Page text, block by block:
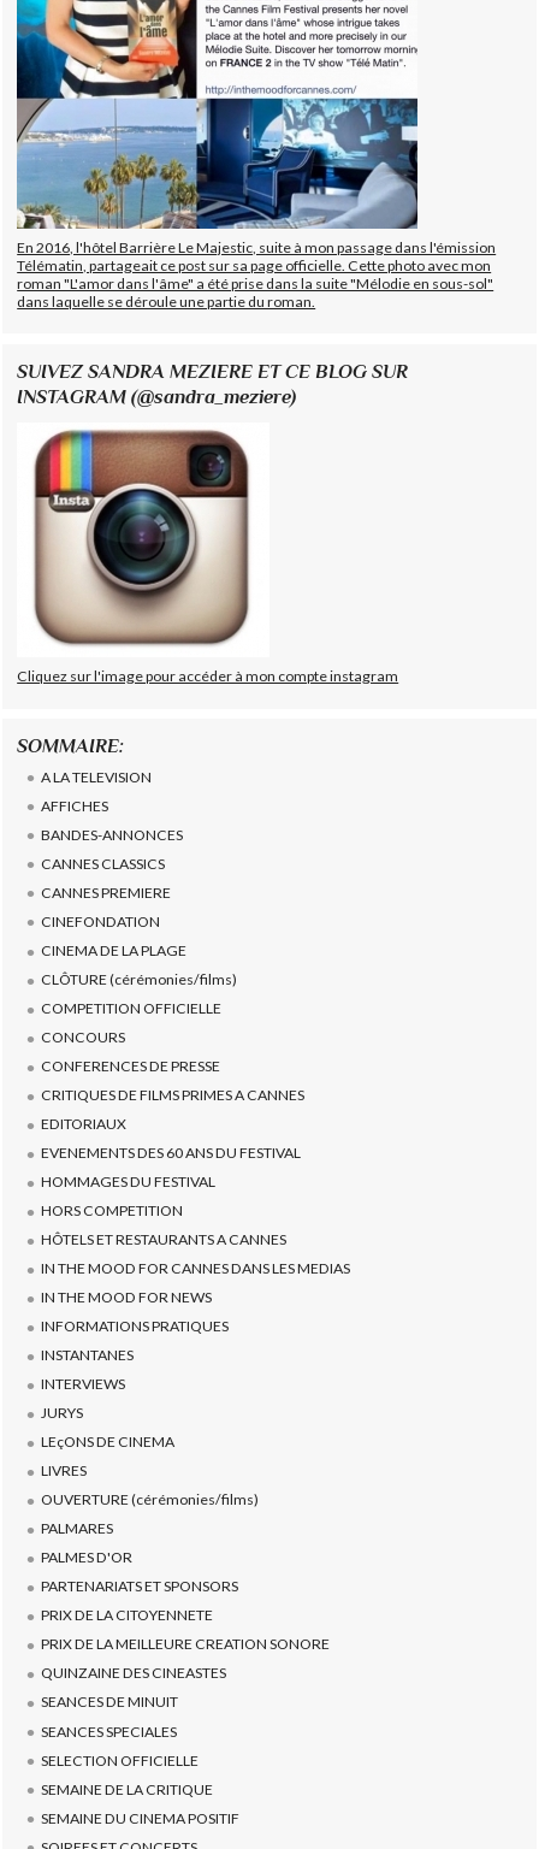
En 2016, l'hôtel Barrière Le Majestic, suite à mon passage dans l'émission
Télématin, partageait ce post sur sa page officielle. Cette photo avec mon
roman "L'amor dans l'âme" a été prise dans la suite "Mélodie en sous-sol"
dans laquelle se déroule une partie du roman.
SUIVEZ SANDRA MEZIERE ET CE BLOG SUR
INSTAGRAM (@sandra_meziere)
Cliquez sur l'image pour accéder à mon compte instagram
SOMMAIRE:
A LA TELEVISION
AFFICHES
BANDES-ANNONCES
CANNES CLASSICS
CANNES PREMIERE
CINEFONDATION
CINEMA DE LA PLAGE
CLÔTURE (cérémonies/films)
COMPETITION OFFICIELLE
CONCOURS
CONFERENCES DE PRESSE
CRITIQUES DE FILMS PRIMES A CANNES
EDITORIAUX
EVENEMENTS DES 60 ANS DU FESTIVAL
HOMMAGES DU FESTIVAL
HORS COMPETITION
HÔTELS ET RESTAURANTS A CANNES
IN THE MOOD FOR CANNES DANS LES MEDIAS
IN THE MOOD FOR NEWS
INFORMATIONS PRATIQUES
INSTANTANES
INTERVIEWS
JURYS
LEçONS DE CINEMA
LIVRES
OUVERTURE (cérémonies/films)
PALMARES
PALMES D'OR
PARTENARIATS ET SPONSORS
PRIX DE LA CITOYENNETE
PRIX DE LA MEILLEURE CREATION SONORE
QUINZAINE DES CINEASTES
SEANCES DE MINUIT
SEANCES SPECIALES
SELECTION OFFICIELLE
SEMAINE DE LA CRITIQUE
SEMAINE DU CINEMA POSITIF